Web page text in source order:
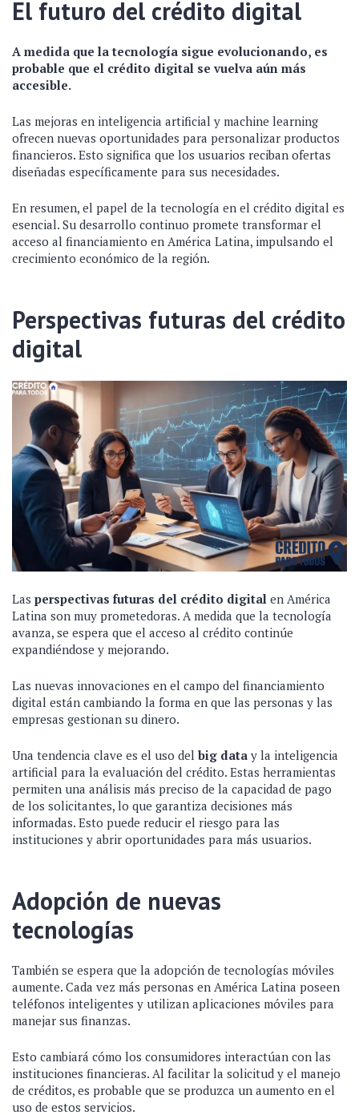
El futuro del crédito digital
A medida que la tecnología sigue evolucionando, es
probable que el crédito digital se vuelva aún más
accesible.
Las mejoras en inteligencia artificial y machine learning
ofrecen nuevas oportunidades para personalizar productos
financieros. Esto significa que los usuarios reciban ofertas
diseñadas específicamente para sus necesidades.
En resumen, el papel de la tecnología en el crédito digital es
esencial. Su desarrollo continuo promete transformar el
acceso al financiamiento en América Latina, impulsando el
crecimiento económico de la región.
Perspectivas futuras del crédito
digital
Las perspectivas futuras del crédito digital en América
Latina son muy prometedoras. A medida que la tecnología
avanza, se espera que el acceso al crédito continúe
expandiéndose y mejorando.
Las nuevas innovaciones en el campo del financiamiento
digital están cambiando la forma en que las personas y las
empresas gestionan su dinero.
Una tendencia clave es el uso del big data y la inteligencia
artificial para la evaluación del crédito. Estas herramientas
permiten una análisis más preciso de la capacidad de pago
de los solicitantes, lo que garantiza decisiones más
informadas. Esto puede reducir el riesgo para las
instituciones y abrir oportunidades para más usuarios.
Adopción de nuevas
tecnologías
También se espera que la adopción de tecnologías móviles
aumente. Cada vez más personas en América Latina poseen
teléfonos inteligentes y utilizan aplicaciones móviles para
manejar sus finanzas.
Esto cambiará cómo los consumidores interactúan con las
instituciones financieras. Al facilitar la solicitud y el manejo
de créditos, es probable que se produzca un aumento en el
uso de estos servicios.